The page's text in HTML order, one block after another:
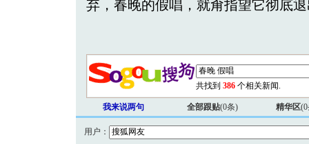
弃，春晚的假唱，就甭指望它彻底
共找到 386 个相关新闻.
我来说两句 全部跟贴(0条) 精华区(0
用户：